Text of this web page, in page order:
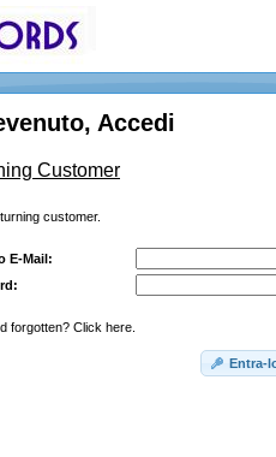
Accedi
Customer
customer.
E-Mail:
forgotten? Click here.
Entra-